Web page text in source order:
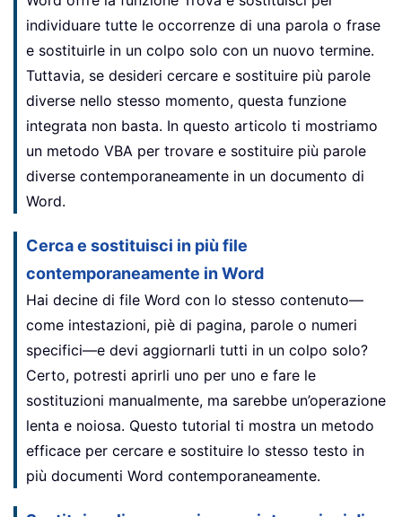
individuare tutte le occorrenze di una parola o frase
e sostituirle in un colpo solo con un nuovo termine.
Tuttavia, se desideri cercare e sostituire più parole
diverse nello stesso momento, questa funzione
integrata non basta. In questo articolo ti mostriamo
un metodo VBA per trovare e sostituire più parole
diverse contemporaneamente in un documento di
Word.
Cerca e sostituisci in più file
contemporaneamente in Word
Hai decine di file Word con lo stesso contenuto—
come intestazioni, piè di pagina, parole o numeri
specifici—e devi aggiornarli tutti in un colpo solo?
Certo, potresti aprirli uno per uno e fare le
sostituzioni manualmente, ma sarebbe un’operazione
lenta e noiosa. Questo tutorial ti mostra un metodo
efficace per cercare e sostituire lo stesso testo in
più documenti Word contemporaneamente.